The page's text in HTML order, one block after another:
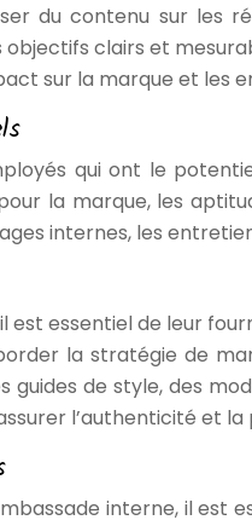
du contenu sur les
clairs et
sur la marque et les
qui ont le
la marque, les
internes, les
est essentiel de leur
la stratégie de
guides de style, des
l’authenticité et
interne, il